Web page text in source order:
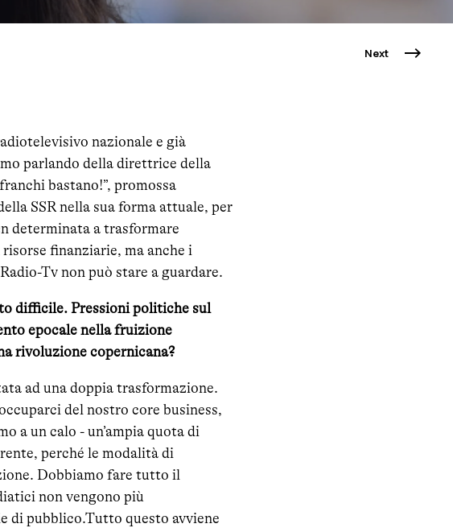
Next
nazionale e già
parlando della direttrice della
bastano!”, promossa
SSR nella sua forma attuale, per
determinata a trasformare
finanziarie, ma anche i
Tv non può stare a guardare.
difficile. Pressioni politiche sul
epocale nella fruizione
rivoluzione copernicana?
ad una doppia trasformazione.
del nostro core business,
a un calo - un’ampia quota di
perché le modalità di
Dobbiamo fare tutto il
non vengono più
di pubblico.Tutto questo avviene